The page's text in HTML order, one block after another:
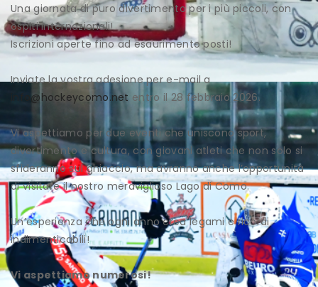
Una giornata di puro divertimento per i più piccoli, con
ospiti internazionali!
Iscrizioni aperte fino ad esaurimento posti!
Inviate la vostra adesione per e-mail a
info@hockeycomo.net entro il 28 febbraio 2026.
Vi aspettiamo per due eventi che uniscono sport,
divertimento e cultura, con giovani atleti che non solo si
sfideranno sul ghiaccio, ma avranno anche l’opportunità
di visitare il nostro meraviglioso Lago di Como.
Un’esperienza che ogni anno crea legami e ricordi
indimenticabili!
Vi aspettiamo numerosi!